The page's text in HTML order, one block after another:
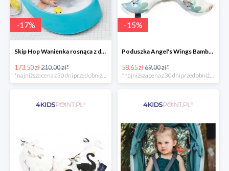
-17%
Skip Hop Wanienka rosnąca z dzieckiem Wielorybek
173.50 zł210.00 zł*
*najniższa cena z 30 dni przed obniżką
-15%
Poduszka Angel's Wings Bamboo Yoga candy sloths La Millou -15%
58.65 zł69.00 zł*
*najniższa cena z 30 dni przed obniżką